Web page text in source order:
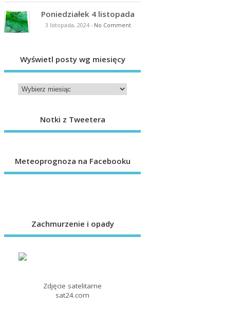
Poniedziałek 4 listopada
3 listopada, 2024- No Comment
Wyświetl posty wg miesięcy
Notki z Tweetera
Meteoprognoza na Facebooku
Zachmurzenie i opady
Zdjęcie satelitarne
sat24.com